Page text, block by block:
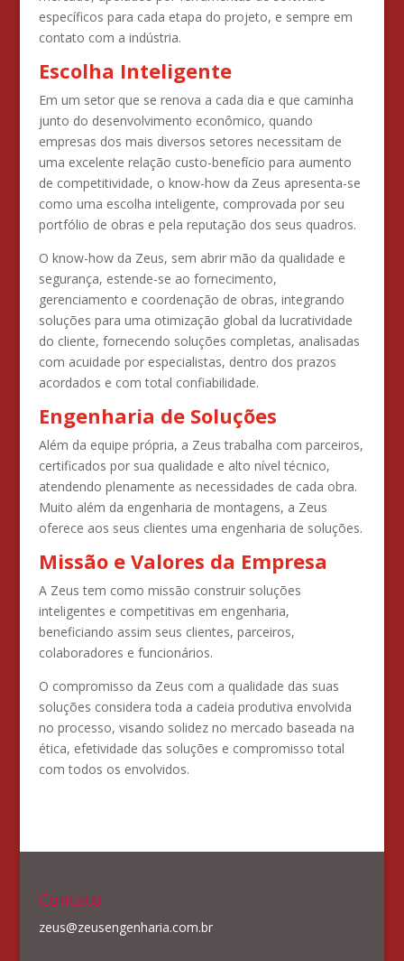
específicos para cada etapa do projeto, e sempre em
contato com a indústria.
Escolha Inteligente
Em um setor que se renova a cada dia e que caminha
junto do desenvolvimento econômico, quando
empresas dos mais diversos setores necessitam de
uma excelente relação custo-benefício para aumento
de competitividade, o know-how da Zeus apresenta-se
como uma escolha inteligente, comprovada por seu
portfólio de obras e pela reputação dos seus quadros.
O know-how da Zeus, sem abrir mão da qualidade e
segurança, estende-se ao fornecimento,
gerenciamento e coordenação de obras, integrando
soluções para uma otimização global da lucratividade
do cliente, fornecendo soluções completas, analisadas
com acuidade por especialistas, dentro dos prazos
acordados e com total confiabilidade.
Engenharia de Soluções
Além da equipe própria, a Zeus trabalha com parceiros,
certificados por sua qualidade e alto nível técnico,
atendendo plenamente as necessidades de cada obra.
Muito além da engenharia de montagens, a Zeus
oferece aos seus clientes uma engenharia de soluções.
Missão e Valores da Empresa
A Zeus tem como missão construir soluções
inteligentes e competitivas em engenharia,
beneficiando assim seus clientes, parceiros,
colaboradores e funcionários.
O compromisso da Zeus com a qualidade das suas
soluções considera toda a cadeia produtiva envolvida
no processo, visando solidez no mercado baseada na
ética, efetividade das soluções e compromisso total
com todos os envolvidos.
Contato
zeus@zeusengenharia.com.br